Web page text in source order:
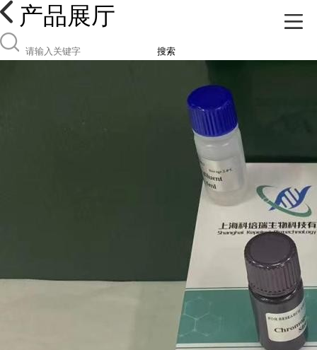
产品展厅
搜索